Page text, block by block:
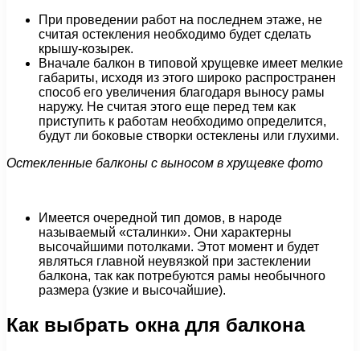
При проведении работ на последнем этаже, не
считая остекления необходимо будет сделать
крышу-козырек.
Вначале балкон в типовой хрущевке имеет мелкие
габариты, исходя из этого широко распространен
способ его увеличения благодаря выносу рамы
наружу. Не считая этого еще перед тем как
приступить к работам необходимо определится,
будут ли боковые створки остеклены или глухими.
Остекленные балконы с выносом в хрущевке фото
Имеется очередной тип домов, в народе
называемый «сталинки». Они характерны
высочайшими потолками. Этот момент и будет
являться главной неувязкой при застеклении
балкона, так как потребуются рамы необычного
размера (узкие и высочайшие).
Как выбрать окна для балкона